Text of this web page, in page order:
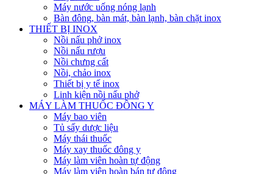
Máy nước uống nóng lạnh
Bàn đông, bàn mát, bàn lạnh, bàn chặt inox
THIẾT BỊ INOX
Nồi nấu phở inox
Nồi nấu rượu
Nồi chưng cất
Nồi, chảo inox
Thiết bị y tế inox
Linh kiện nồi nấu phở
MÁY LÀM THUỐC ĐÔNG Y
Máy bao viên
Tủ sấy dược liệu
Máy thái thuốc
Máy xay thuốc đông y
Máy làm viên hoàn tự động
Máy làm viên hoàn bán tự động